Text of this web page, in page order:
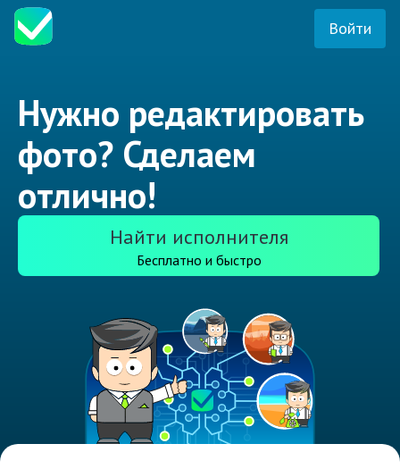
Войти
Нужно редактировать
фото? Сделаем
отлично!
Найти исполнителя
Бесплатно и быстро